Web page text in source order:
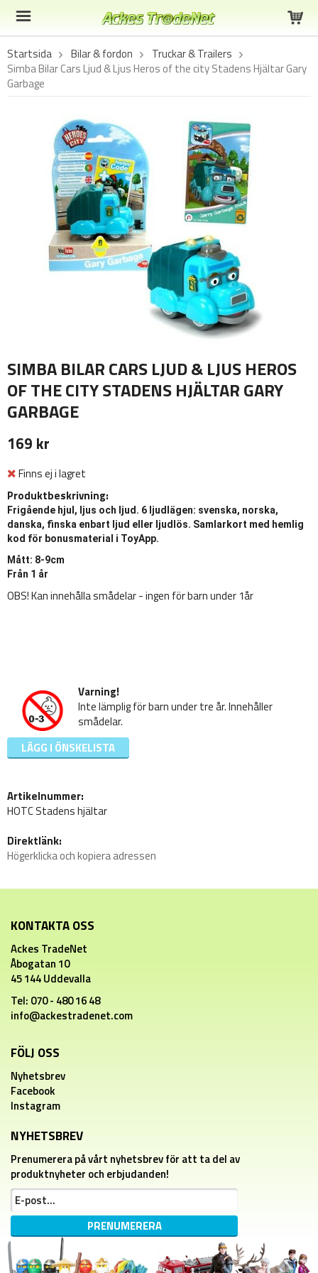
Startsida Bilar & fordon
Truckar & Trailers
Simba Bilar Cars Ljud & Ljus Heros of the city Stadens Hjältar Gary
Garbage
SIMBA BILAR CARS LJUD & LJUS HEROS
OF THE CITY STADENS HJÄLTAR GARY
GARBAGE
169 kr
Finns ej i lagret
Produktbeskrivning:
Frigående hjul, ljus och ljud. 6 ljudlägen: svenska, norska,
danska, finska enbart ljud eller ljudlös. Samlarkort med hemlig
kod för bonusmaterial i ToyApp.
Mått: 8-9cm
Från 1 år
OBS! Kan innehålla smådelar - ingen för barn under 1år
Varning!
Inte lämplig för barn under tre år. Innehåller
smådelar.
LÄGG I ÖNSKELISTA
Artikelnummer:
HOTC Stadens hjältar
Direktlänk:
Högerklicka och kopiera adressen
KONTAKTA OSS
Ackes TradeNet
Åbogatan 10
45 144 Uddevalla
Tel: 070 - 480 16 48
info@ackestradenet.com
FÖLJ OSS
Nyhetsbrev
Facebook
Instagram
NYHETSBREV
Prenumerera på vårt nyhetsbrev för att ta del av
produktnyheter och erbjudanden!
PRENUMERERA